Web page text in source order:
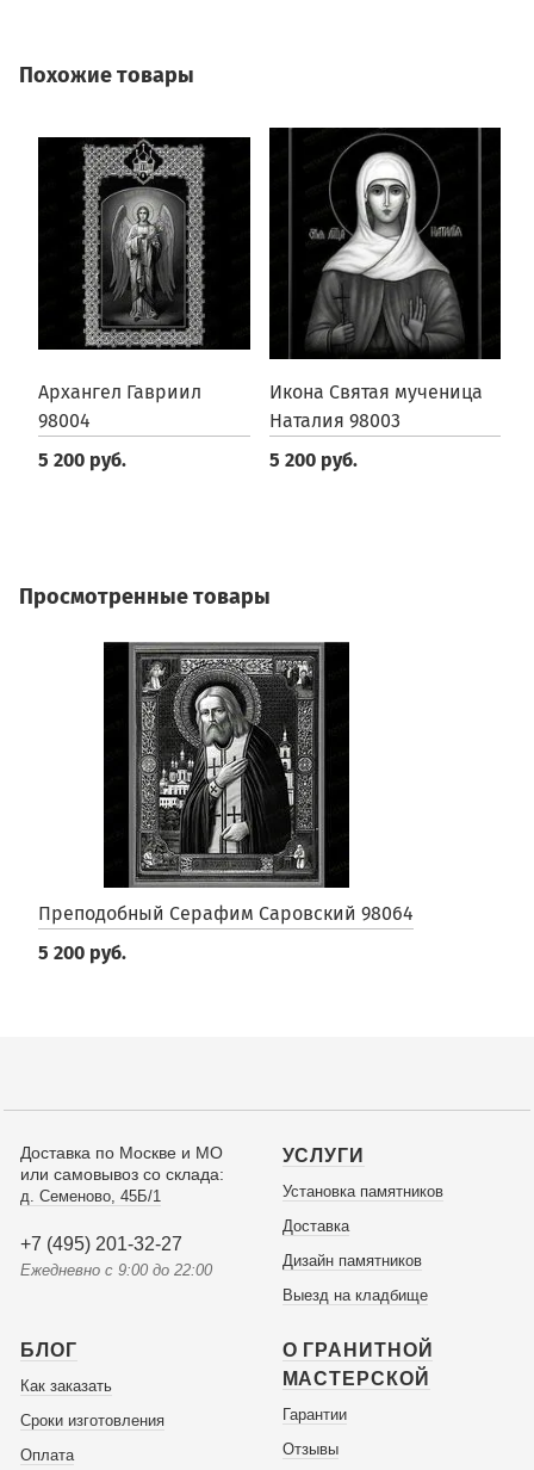
Похожие товары
Архангел Гавриил
98004
5 200 руб.
Икона Святая мученица
Наталия 98003
5 200 руб.
Просмотренные товары
Преподобный Серафим Саровский 98064
5 200 руб.
Доставка по Москве и МО
или самовывоз со склада:
д. Семеново, 45Б/1
+7 (495) 201-32-27
Ежедневно с 9:00 до 22:00
УСЛУГИ
Установка памятников
Доставка
Дизайн памятников
Выезд на кладбище
БЛОГ
Как заказать
Сроки изготовления
Оплата
О ГРАНИТНОЙ
МАСТЕРСКОЙ
Гарантии
Отзывы